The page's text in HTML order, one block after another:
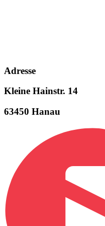
Adresse
Kleine Hainstr. 14
63450 Hanau